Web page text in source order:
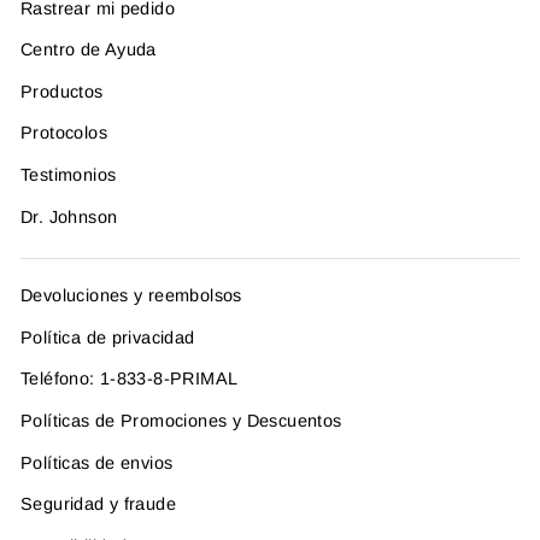
Rastrear mi pedido
Centro de Ayuda
Productos
Protocolos
Testimonios
Dr. Johnson
Devoluciones y reembolsos
Política de privacidad
Teléfono: 1-833-8-PRIMAL
Políticas de Promociones y Descuentos
Políticas de envios
Seguridad y fraude